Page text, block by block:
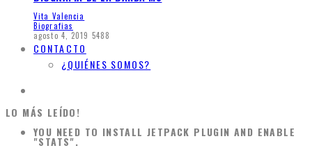
Vita Valencia
Biografias
agosto 4, 2019 5488
CONTACTO
¿QUIÉNES SOMOS?
LO MÁS LEÍDO!
YOU NEED TO INSTALL JETPACK PLUGIN AND ENABLE
"STATS".